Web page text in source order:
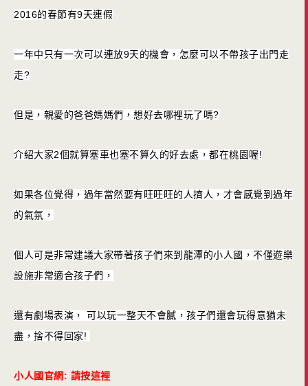
2016的春節有9天連假
一年中只有一次可以連放9天的機會，怎麼可以不帶孩子出門走
走?
但是，親愛的爸爸媽媽們，想好去哪裡玩了嗎?
介紹大家2個就算塞車也塞不算久的好去處，都在桃園喔!
如果各位覺得，過年當然要有旺旺旺的人擠人，才會感覺到過年
的氣氛，
個人可是非常建議大家帶著孩子們來到龍潭的小人國，不僅遊樂
設施非常適合孩子們，
還有劇場表演， 可以玩一整天不會膩，孩子們還會玩得意猶未
盡，捨不得回家!
小人國官網: 請按這裡